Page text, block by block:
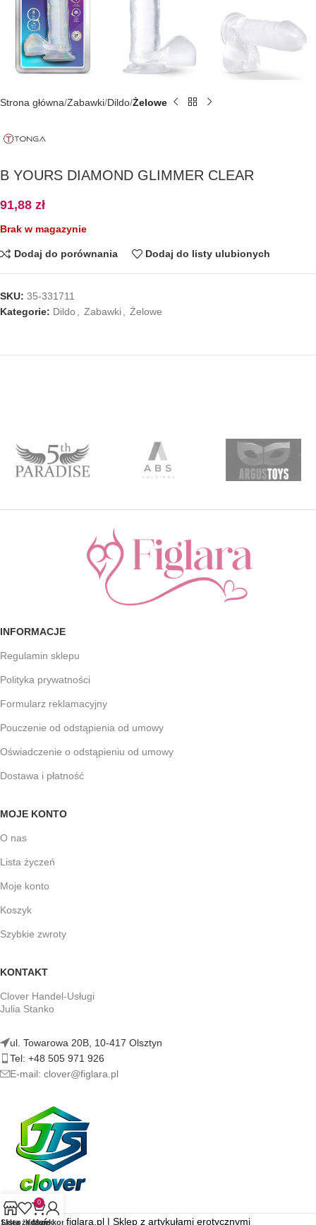
Strona główna Zabawki Dildo Żelowe
B YOURS DIAMOND GLIMMER CLEAR
91,88 zł
Brak w magazynie
Dodaj do porównania Dodaj do listy ulubionych
SKU: 35-331711
Kategorie: Dildo Zabawki Żelowe
INFORMACJE
Regulamin sklepu
Polityka prywatności
Formularz reklamacyjny
Pouczenie od odstąpienia od umowy
Oświadczenie o odstąpieniu od umowy
Dostawa i płatność
MOJE KONTO
O nas
Lista życzeń
Moje konto
Koszyk
Szybkie zwroty
KONTAKT
Clover Handel-Usługi
Julia Stanko
ul. Towarowa 20B, 10-417 Olsztyn
Tel: +48 505 971 926
E-mail: clover@figlara.pl
figlara.pl | Sklep z artykułami erotycznymi
Sklep
Lista życzeń
0
Koszyk
Moje konto